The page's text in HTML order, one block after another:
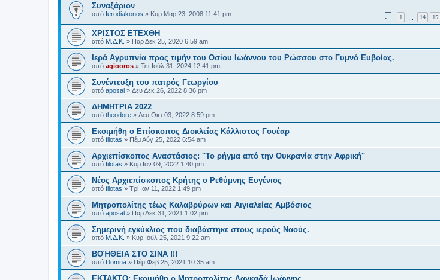
Συναξάριον
από Ierodiakonos » Κυρ Μαρ 23, 2008 11:41 pm 1 14 15
ΧΡΙΣΤΟΣ ΕΤΕΧΘΗ
από Μ.Δ.Κ. » Παρ Δεκ 25, 2020 6:59 am
Ιερά Αγρυπνία προς τιμήν του Οσίου Ιωάννου του Ρώσσου στο Γυμνό Ευβοίας.
από agiooros » Τετ Ιούλ 31, 2024 12:41 pm
Συνέντευξη του πατρός Γεωργίου
από aposal » Δευ Δεκ 26, 2022 8:36 pm
ΔΗΜΗΤΡΙΑ 2022
από theodore » Δευ Οκτ 03, 2022 8:59 pm
Εκοιμήθη ο Επίσκοπος Διοκλείας Κάλλιστος Γουέαρ
από filotas » Πέμ Αύγ 25, 2022 6:54 am
Αρχιεπίσκοπος Αναστάσιος: ''Το ρήγμα από την Ουκρανία στην Αφρική''
από filotas » Κυρ Ιαν 09, 2022 1:40 pm
Νέος Αρχιεπίσκοπος Κρήτης ο Ρεθύμνης Ευγένιος
από filotas » Τρί Ιαν 11, 2022 1:49 pm
Μητροπολίτης τέως Καλαβρύρων και Αιγιαλείας Αμβόσιος
από aposal » Παρ Δεκ 31, 2021 1:02 pm
Σημερινή εγκύκλιος που διαβάστηκε στους ιερούς Ναούς.
από Μ.Δ.Κ. » Κυρ Ιούλ 25, 2021 9:22 am
ΒΟΉΘΕΙΑ ΣΤΟ ΣΙΝΑ !!!
από Domna » Πέμ Φεβ 25, 2021 10:35 am